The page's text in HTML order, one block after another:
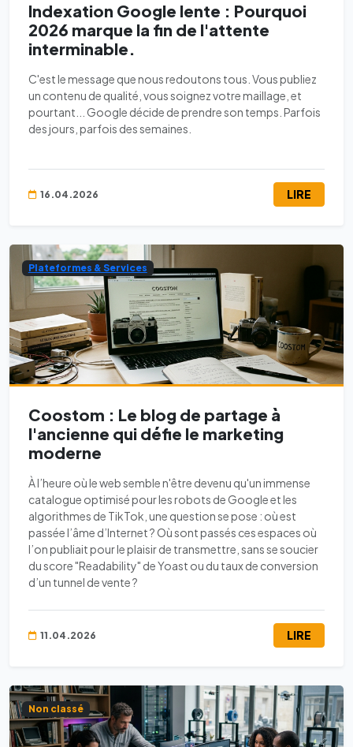
Indexation Google lente : Pourquoi
2026 marque la fin de l'attente
interminable.
C'est le message que nous redoutons tous. Vous publiez
un contenu de qualité, vous soignez votre maillage, et
pourtant... Google décide de prendre son temps. Parfois
des jours, parfois des semaines.
16.04.2026 LIRE
Plateformes & Services
Coostom : Le blog de partage à
l'ancienne qui défie le marketing
moderne
À l’heure où le web semble n'être devenu qu'un immense
catalogue optimisé pour les robots de Google et les
algorithmes de TikTok, une question se pose : où est
passée l’âme d’Internet ? Où sont passés ces espaces où
l’on publiait pour le plaisir de transmettre, sans se soucier
du score "Readability" de Yoast ou du taux de conversion
d’un tunnel de vente ?
11.04.2026 LIRE
Non classé